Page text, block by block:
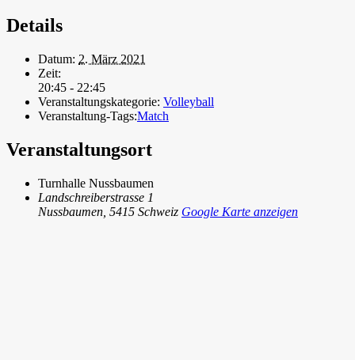
Details
Datum: 2. März 2021
Zeit:
20:45 - 22:45
Veranstaltungskategorie: Volleyball
Veranstaltung-Tags:Match
Veranstaltungsort
Turnhalle Nussbaumen
Landschreiberstrasse 1
Nussbaumen 5415 Schweiz Google Karte anzeigen